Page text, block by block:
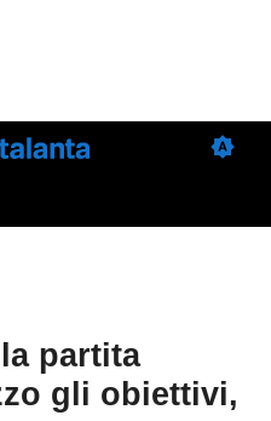
partita
gli obiettivi,